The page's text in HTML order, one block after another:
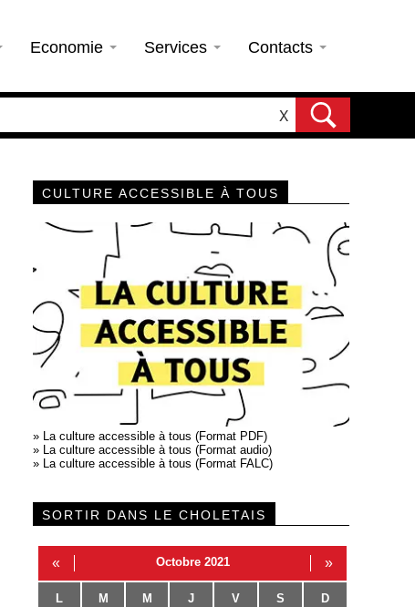
Economie Services Contacts
X
CULTURE ACCESSIBLE À TOUS
» La culture accessible à tous (Format PDF)
» La culture accessible à tous (Format audio)
» La culture accessible à tous (Format FALC)
SORTIR DANS LE CHOLETAIS
« Octobre 2021 »
L M M J V S D